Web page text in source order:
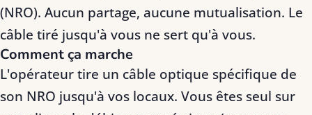
(NRO). Aucun partage, aucune mutualisation. Le
câble tiré jusqu'à vous ne sert qu'à vous.
Comment ça marche
L'opérateur tire un câble optique spécifique de
son NRO jusqu'à vos locaux. Vous êtes seul sur